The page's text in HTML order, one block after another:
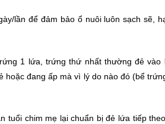
lần để đảm bảo ổ nuôi luôn sạch sẽ,
1 lứa, trứng thứ nhất thường đẻ vào
đang ấp mà vì lý do nào đó (bể
chim mẹ lại chuẩn bị đẻ lứa tiếp